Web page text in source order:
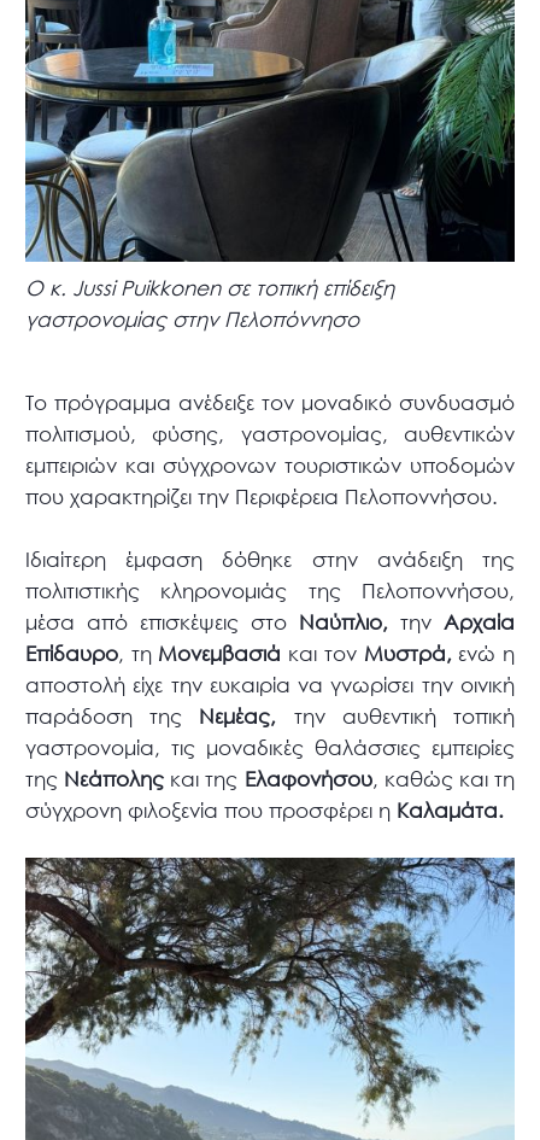
Ο κ. Jussi Puikkonen σε τοπική επίδειξη
γαστρονομίας στην Πελοπόννησο
Το πρόγραμμα ανέδειξε τον μοναδικό συνδυασμό
πολιτισμού, φύσης, γαστρονομίας, αυθεντικών
εμπειριών και σύγχρονων τουριστικών υποδομών
που χαρακτηρίζει την Περιφέρεια Πελοποννήσου.
Ιδιαίτερη έμφαση δόθηκε στην ανάδειξη της
πολιτιστικής κληρονομιάς της Πελοποννήσου,
μέσα από επισκέψεις στο Ναύπλιο,την Αρχαία
Επίδαυρο, τη Μονεμβασιά και τον Μυστρά,ενώ η
αποστολή είχε την ευκαιρία να γνωρίσει την οινική
παράδοση της Νεμέας, την αυθεντική τοπική
γαστρονομία, τις μοναδικές θαλάσσιες εμπειρίες
της Νεάπολης και της Ελαφονήσου, καθώς και τη
σύγχρονη φιλοξενία που προσφέρει η Καλαμάτα.